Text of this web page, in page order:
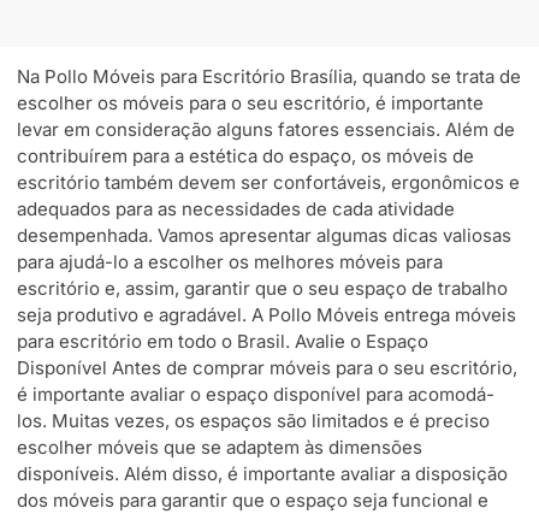
Na Pollo Móveis para Escritório Brasília, quando se trata de
escolher os móveis para o seu escritório, é importante
levar em consideração alguns fatores essenciais. Além de
contribuírem para a estética do espaço, os móveis de
escritório também devem ser confortáveis, ergonômicos e
adequados para as necessidades de cada atividade
desempenhada. Vamos apresentar algumas dicas valiosas
para ajudá-lo a escolher os melhores móveis para
escritório e, assim, garantir que o seu espaço de trabalho
seja produtivo e agradável. A Pollo Móveis entrega móveis
para escritório em todo o Brasil. Avalie o Espaço
Disponível Antes de comprar móveis para o seu escritório,
é importante avaliar o espaço disponível para acomodá-
los. Muitas vezes, os espaços são limitados e é preciso
escolher móveis que se adaptem às dimensões
disponíveis. Além disso, é importante avaliar a disposição
dos móveis para garantir que o espaço seja funcional e